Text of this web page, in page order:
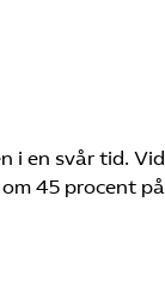
i en svår tid. Vid
45 procent på